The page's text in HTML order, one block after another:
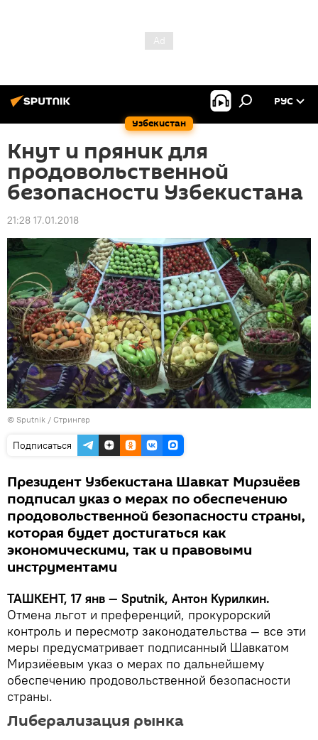
Узбекистан
РУС
Кнут и пряник для
продовольственной
безопасности Узбекистана
21:28 17.01.2018
© Sputnik / Стрингер
Подписаться
Президент Узбекистана Шавкат Мирзиёев
подписал указ о мерах по обеспечению
продовольственной безопасности страны,
которая будет достигаться как
экономическими, так и правовыми
инструментами
ТАШКЕНТ, 17 янв — Sputnik, Антон Курилкин.
Отмена льгот и преференций, прокурорский
контроль и пересмотр законодательства — все эти
меры предусматривает подписанный Шавкатом
Мирзиёевым указ о мерах по дальнейшему
обеспечению продовольственной безопасности
страны.
Либерализация рынка